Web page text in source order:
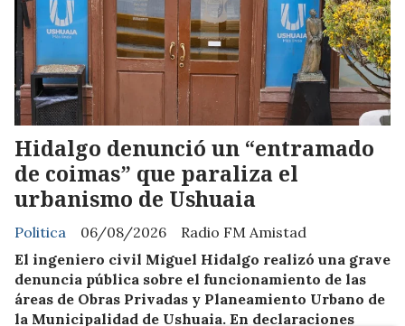
Hidalgo denunció un “entramado
de coimas” que paraliza el
urbanismo de Ushuaia
Radio FM Amistad
Politica
06/08/2026
El ingeniero civil Miguel Hidalgo realizó una grave
denuncia pública sobre el funcionamiento de las
áreas de Obras Privadas y Planeamiento Urbano de
la Municipalidad de Ushuaia. En declaraciones